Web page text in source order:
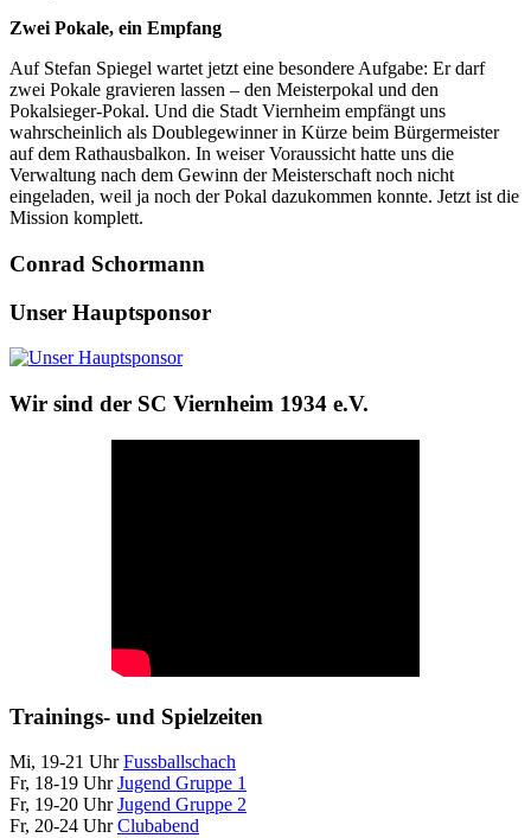
Zwei Pokale, ein Empfang
Auf Stefan Spiegel wartet jetzt eine besondere Aufgabe: Er darf
zwei Pokale gravieren lassen – den Meisterpokal und den
Pokalsieger-Pokal. Und die Stadt Viernheim empfängt uns
wahrscheinlich als Doublegewinner in Kürze beim Bürgermeister
auf dem Rathausbalkon. In weiser Voraussicht hatte uns die
Verwaltung nach dem Gewinn der Meisterschaft noch nicht
eingeladen, weil ja noch der Pokal dazukommen konnte. Jetzt ist die
Mission komplett.
Conrad Schormann
Unser Hauptsponsor
Wir sind der SC Viernheim 1934 e.V.
Trainings- und Spielzeiten
Mi, 19-21 UhrFussballschach
Fr, 18-19 UhrJugend Gruppe 1
Fr, 19-20 UhrJugend Gruppe 2
Fr, 20-24 UhrClubabend